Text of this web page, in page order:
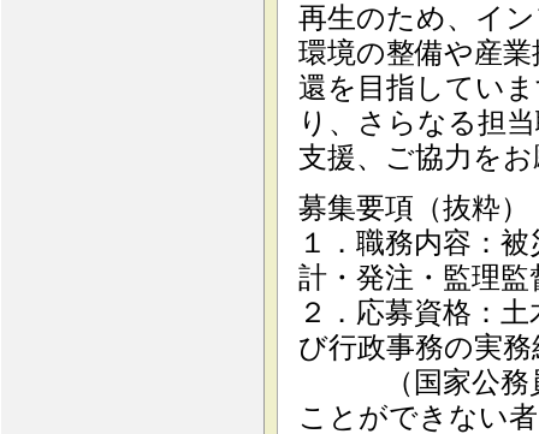
再生のため、イ
環境の整備や産
還を目指してい
り、さらなる担
支援、ご協力を
募集要項（抜粋）
１．職務内容：
計・発注・監理
２．応募資格：
び行政事務の実
（国家公務員
ことができない